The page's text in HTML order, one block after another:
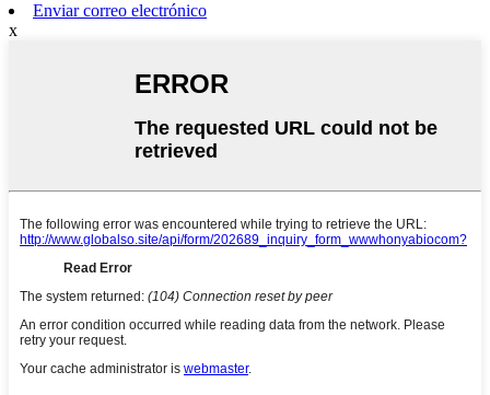
Enviar correo electrónico
x